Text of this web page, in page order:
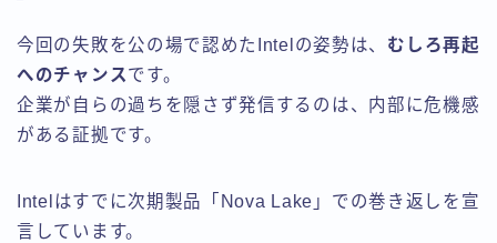
今回の失敗を公の場で認めたIntelの姿勢は、 むしろ再起
へのチャンスです。
企業が自らの過ちを隠さず発信するのは、内部に危機感
がある証拠です。
Intelはすでに次期製品「Nova Lake」での巻き返しを宣
言しています。